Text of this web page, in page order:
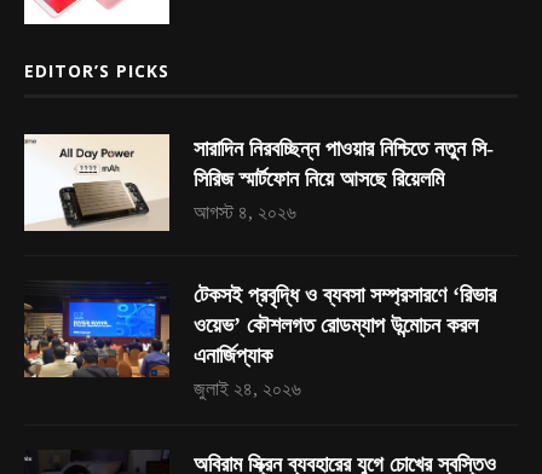
EDITOR’S PICKS
সারাদিন নিরবচ্ছিন্ন পাওয়ার নিশ্চিতে নতুন সি-
সিরিজ স্মার্টফোন নিয়ে আসছে রিয়েলমি
আগস্ট ৪, ২০২৬
টেকসই প্রবৃদ্ধি ও ব্যবসা সম্প্রসারণে ‘রিভার
ওয়েভ’ কৌশলগত রোডম্যাপ উন্মোচন করল
এনার্জিপ্যাক
জুলাই ২৪, ২০২৬
অবিরাম স্ক্রিন ব্যবহারের যুগে চোখের স্বস্তিও